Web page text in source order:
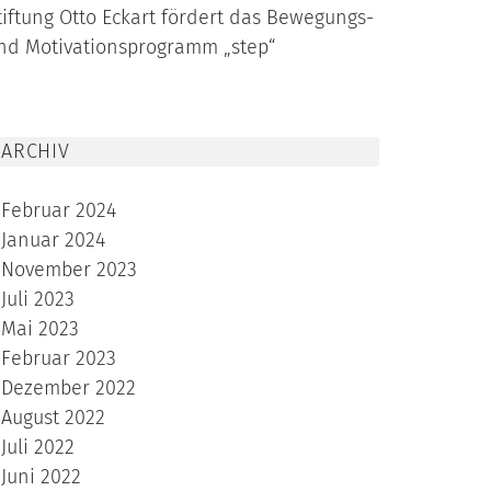
Otto Eckart fördert das Bewegungs-
Motivationsprogramm „step“
ARCHIV
Februar 2024
Januar 2024
November 2023
Juli 2023
Mai 2023
Februar 2023
Dezember 2022
August 2022
Juli 2022
Juni 2022